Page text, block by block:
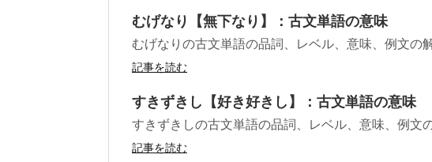
むげなり【無下なり】：古文単語の意味
むげなりの古文単語の品詞、レベル、意味、例文の
記事を読む
すきずきし【好き好きし】：古文単語の意味
すきずきしの古文単語の品詞、レベル、意味、例文
記事を読む